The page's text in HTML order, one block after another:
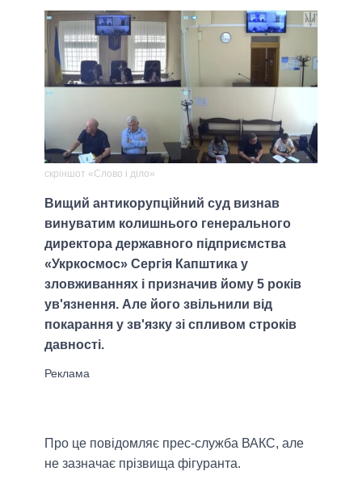
скріншот «Слово і діло»
Вищий антикорупційний суд визнав
винуватим колишнього генерального
директора державного підприємства
«Укркосмос» Сергія Капштика у
зловживаннях і призначив йому 5 років
ув'язнення. Але його звільнили від
покарання у зв'язку зі спливом строків
давності.
Про це повідомляє прес-служба ВАКС, але
не зазначає прізвища фігуранта.